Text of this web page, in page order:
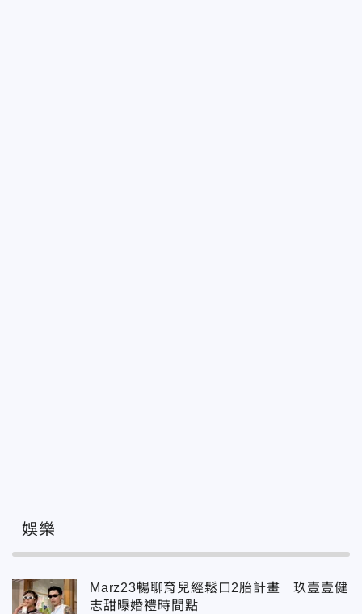
娛樂
Marz23暢聊育兒經鬆口2胎計畫 玖壹壹健
志甜曝婚禮時間點